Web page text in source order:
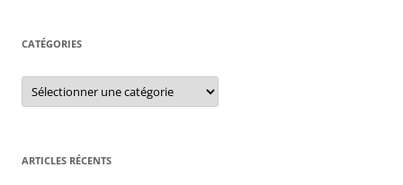
r
e
s
CATÉGORIES
C
t
r
i
ARTICLES RÉCENTS